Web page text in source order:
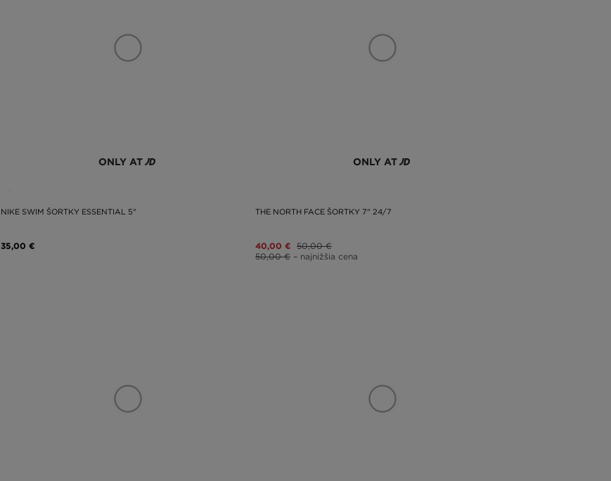
ONLY AT
NIKE SWIM ŠORTKY ESSENTIAL 5"
35,00 €
ONLY AT
THE NORTH FACE ŠORTKY 7" 24/7
40,00 € 50,00 €
50,00 € – najnižšia cena